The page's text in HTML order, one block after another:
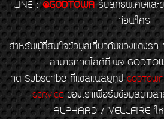
LINE : @GODTOWA รับสิทธิพิเศษและ
ก่อนใคร
สำหรับผู้ที่สนใจข้อมูลเกี่ยวกับของแต่งร
สามารถกดไลค์ที่เพจ
กด Subscribe ที่แชลแนลยูทูป
SERVICEของเราเพื่อรับข้อมูลข่าวส
ALPHARD / VELLFIRE ใ